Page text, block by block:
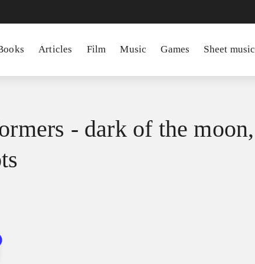
Articles Film Music Games Sheet music
- dark of the moon,